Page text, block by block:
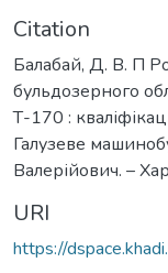
Citation
Балабай, Д. В. П
бульдозерного
Т-170 :
Галузеве
Валерійович. –
URI
https://